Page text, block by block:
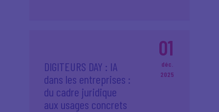
01
déc.
2025
DIGITEURS DAY : IA
dans les entreprises :
du cadre juridique
aux usages concrets